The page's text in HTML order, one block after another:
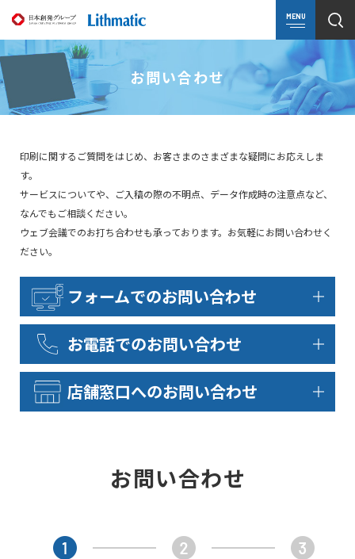
MENU
お問い合わせ
印刷に関するご質問をはじめ、お客さまのさまざまな疑問にお応えしま
す。
サービスについてや、ご入稿の際の不明点、データ作成時の注意点など、
なんでもご相談ください。
ウェブ会議でのお打ち合わせも承っております。お気軽にお問い合わせく
ださい。
フォームでのお問い合わせ
お電話でのお問い合わせ
店舗窓口へのお問い合わせ
お問い合わせ